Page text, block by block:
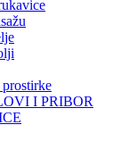
I PRIBOR